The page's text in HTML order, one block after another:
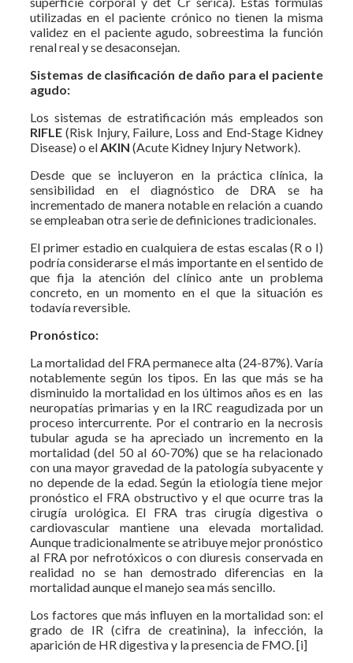
utilizadas en el paciente crónico no tienen la misma
validez en el paciente agudo, sobreestima la función
renal real y se desaconsejan.
Sistemas de clasificación de daño para el paciente
agudo:
Los sistemas de estratificación más empleados son
RIFLE (Risk Injury, Failure, Loss and End-Stage Kidney
Disease) o el AKIN (Acute Kidney Injury Network).
Desde que se incluyeron en la práctica clínica, la
sensibilidad en el diagnóstico de DRA se ha
incrementado de manera notable en relación a cuando
se empleaban otra serie de definiciones tradicionales.
El primer estadio en cualquiera de estas escalas (R o I)
podría considerarse el más importante en el sentido de
que fija la atención del clínico ante un problema
concreto, en un momento en el que la situación es
todavía reversible.
Pronóstico:
La mortalidad del FRA permanece alta (24-87%). Varía
notablemente según los tipos. En las que más se ha
disminuido la mortalidad en los últimos años es en las
neuropatías primarias y en la IRC reagudizada por un
proceso intercurrente. Por el contrario en la necrosis
tubular aguda se ha apreciado un incremento en la
mortalidad (del 50 al 60-70%) que se ha relacionado
con una mayor gravedad de la patología subyacente y
no depende de la edad. Según la etiología tiene mejor
pronóstico el FRA obstructivo y el que ocurre tras la
cirugía urológica. El FRA tras cirugía digestiva o
cardiovascular mantiene una elevada mortalidad.
Aunque tradicionalmente se atribuye mejor pronóstico
al FRA por nefrotóxicos o con diuresis conservada en
realidad no se han demostrado diferencias en la
mortalidad aunque el manejo sea más sencillo.
Los factores que más influyen en la mortalidad son: el
grado de IR (cifra de creatinina), la infección, la
aparición de HR digestiva y la presencia de FMO. [i]